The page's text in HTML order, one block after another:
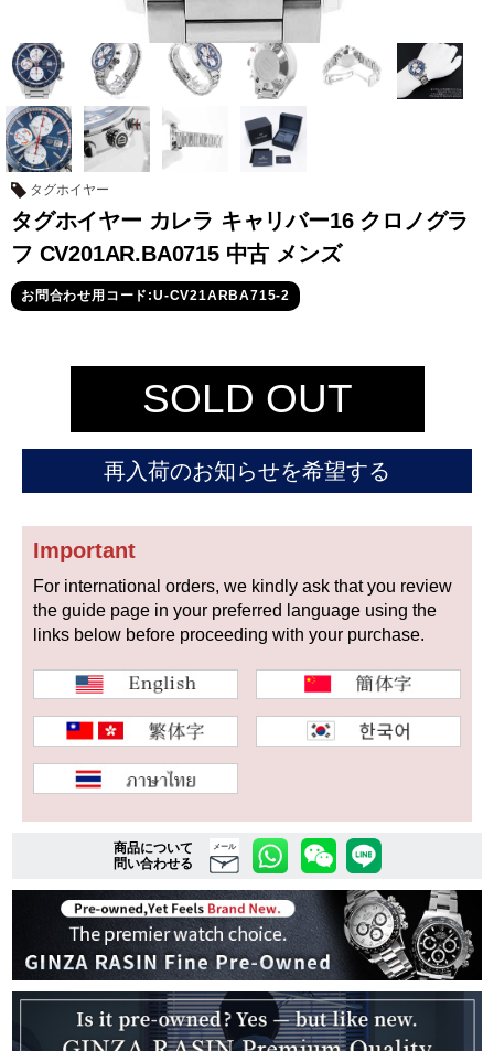
グランド
セイコー
オメガ
コンスタンタン
商品の状態から探す
新品
中古品 アンティーク品
WEB限定品 SALE
複数条件で商品を絞り込む
詳細検索はこちら
ご利用ガイド
GINZA RASINのプレミアムクオリティについて
送料・お支払方法
ショッピングローンの流れ
タグホイヤー
タグホイヤー カレラ キャリバー16 クロノグラ
フ CV201AR.BA0715 中古 メンズ
お問合わせ用コード:U-CV21ARBA715-2
SOLD OUT
再入荷のお知らせを希望する
Important
For international orders, we kindly ask that you review
the guide page in your preferred language using the
links below before proceeding with your purchase.
商品について
問い合わせる
メール